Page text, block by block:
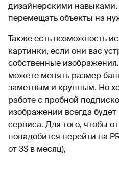
дизайнерскими
перемещать объекты на
Также есть возможность
картинки, если они вас
собственные
можете менять размер
заметным и крупным. Но
работе с пробной
изображении всегда
сервиса. Для того, чтобы
понадобится перейти на
от 3$ в месяц),